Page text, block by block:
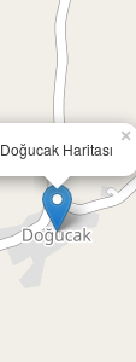
Doğucak Haritası
×